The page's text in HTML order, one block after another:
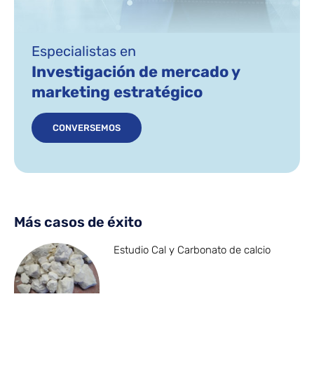
Especialistas en
Investigación de mercado y
marketing estratégico
CONVERSEMOS
Más casos de éxito
Estudio Cal y Carbonato de calcio